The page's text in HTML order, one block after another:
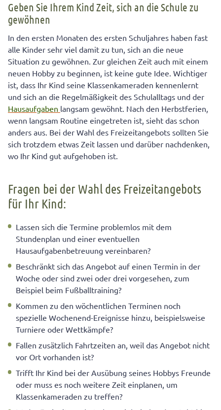
Geben Sie Ihrem Kind Zeit, sich an die Schule zu
gewöhnen
In den ersten Monaten des ersten Schuljahres haben fast
alle Kinder sehr viel damit zu tun, sich an die neue
Situation zu gewöhnen. Zur gleichen Zeit auch mit einem
neuen Hobby zu beginnen, ist keine gute Idee. Wichtiger
ist, dass Ihr Kind seine Klassenkameraden kennenlernt
und sich an die Regelmäßigkeit des Schulalltags und der
Hausaufgaben langsam gewöhnt. Nach den Herbstferien,
wenn langsam Routine eingetreten ist, sieht das schon
anders aus. Bei der Wahl des Freizeitangebots sollten Sie
sich trotzdem etwas Zeit lassen und darüber nachdenken,
wo Ihr Kind gut aufgehoben ist.
Fragen bei der Wahl des Freizeitangebots
für Ihr Kind:
Lassen sich die Termine problemlos mit dem
Stundenplan und einer eventuellen
Hausaufgabenbetreuung vereinbaren?
Beschränkt sich das Angebot auf einen Termin in der
Woche oder sind zwei oder drei vorgesehen, zum
Beispiel beim Fußballtraining?
Kommen zu den wöchentlichen Terminen noch
spezielle Wochenend-Ereignisse hinzu, beispielsweise
Turniere oder Wettkämpfe?
Fallen zusätzlich Fahrtzeiten an, weil das Angebot nicht
vor Ort vorhanden ist?
Trifft Ihr Kind bei der Ausübung seines Hobbys Freunde
oder muss es noch weitere Zeit einplanen, um
Klassenkameraden zu treffen?